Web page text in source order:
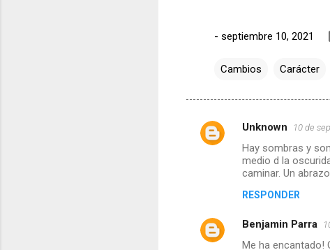
- septiembre 10, 2021
Cambios Carácter
C
t
Unknown 10 de
Hay sombras y
medio d la
caminar. Un
RESPONDER
Benjamin Parra
Me ha encantado!